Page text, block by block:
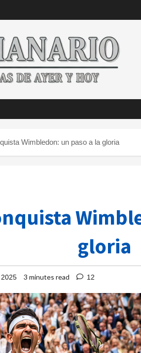
Wimbledon: un paso a la gloria
gloria
3 minutes read 12